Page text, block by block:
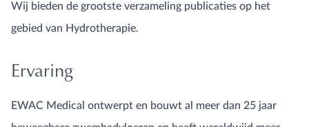
Wij bieden de grootste verzameling publicaties op het
gebied van Hydrotherapie.
Ervaring
EWAC Medical ontwerpt en bouwt al meer dan 25 jaar